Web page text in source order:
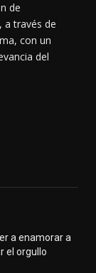
de
a través de
con un
del
a enamorar a
el orgullo